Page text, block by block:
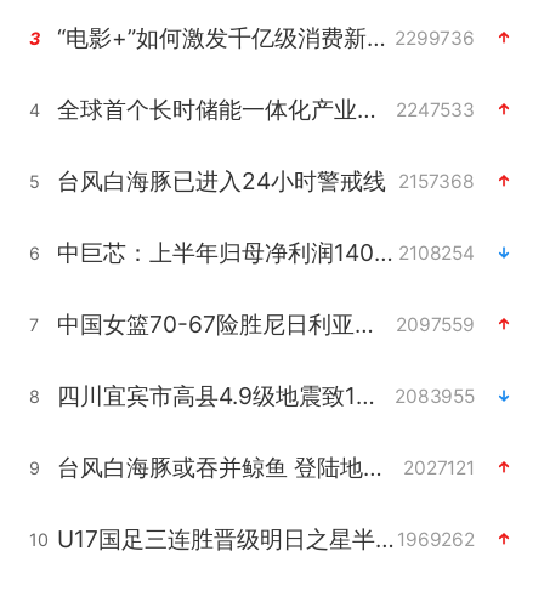
3 “电影+”如何激发千亿级消费新活力？ 2299736
4 全球首个长时储能一体化产业园量产 2247533
5 台风白海豚已进入24小时警戒线 2157368
6 中巨芯：上半年归母净利润1405.77万元 2108254
7 中国女篮70-67险胜尼日利亚女篮 2097559
8 四川宜宾市高县4.9级地震致1人死亡 2083955
9 台风白海豚或吞并鲸鱼 登陆地点更新 2027121
10 U17国足三连胜晋级明日之星半决赛 1969262